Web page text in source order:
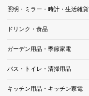
照明・ミラー・時計・生活雑貨
ドリンク・食品
ガーデン用品・季節家電
バス・トイレ・清掃用品
キッチン用品・キッチン家電